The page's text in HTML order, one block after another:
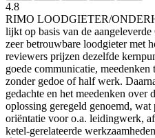
4.8
RIMO LOODGIETER/
lijkt op basis van de
zeer betrouwbare loodgieter met
reviewers prijzen dezelfde
goede communicatie,
zonder gedoe of half werk.
gedachte en het meedenken over
oplossing geregeld genoemd,
oriëntatie voor o.a. leidingwerk,
ketel-gerelateerde